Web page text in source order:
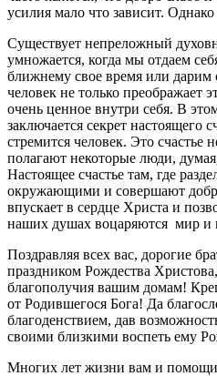
усилия мало что зависит. Однако
Существует непреложный
умножается, когда мы отдаем
ближнему свое время или дарим
человек не только преображает
очень ценное внутри себя. В
заключается секрет настоящего
стремится человек. Это счастье
полагают некоторые люди,
Настоящее счастье там, где
окружающими и совершают
впускает в сердце Христа и
наших душах воцаряются мир и
Поздравляя всех вас, дорогие
праздником Рождества
благополучия вашим домам!
от Родившегося Бога! Да
благоденствием, дав
своими близкими воспеть ему
Многих лет жизни вам и